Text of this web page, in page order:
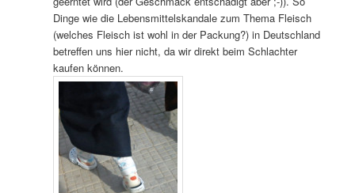
Dinge wie die Lebensmittelskandale zum Thema Fleisch
(welches Fleisch ist wohl in der Packung?) in Deutschland
betreffen uns hier nicht, da wir direkt beim Schlachter
kaufen können.